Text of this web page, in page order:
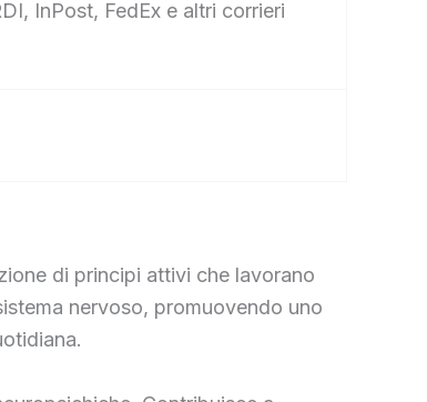
InPost, FedEx e altri corrieri
di principi attivi che lavorano
nervoso, promuovendo uno